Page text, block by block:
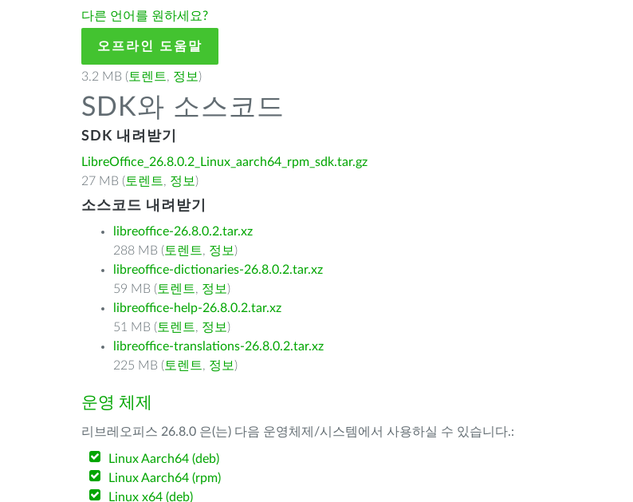
다른 언어를 원하세요?
오프라인 도움말
3.2 MB ( 토렌트, 정보 )
SDK와 소스코드
SDK 내려받기
LibreOffice_26.8.0.2_Linux_aarch64_rpm_sdk.tar.gz
27 MB ( 토렌트, 정보 )
소스코드 내려받기
libreoffice-26.8.0.2.tar.xz
288 MB ( 토렌트, 정보 )
libreoffice-dictionaries-26.8.0.2.tar.xz
59 MB ( 토렌트, 정보 )
libreoffice-help-26.8.0.2.tar.xz
51 MB ( 토렌트, 정보 )
libreoffice-translations-26.8.0.2.tar.xz
225 MB ( 토렌트, 정보 )
운영 체제
리브레오피스 26.8.0 은(는) 다음 운영체제/시스템에서 사용하실 수 있습니다.:
Linux Aarch64 (deb)
Linux Aarch64 (rpm)
Linux x64 (deb)